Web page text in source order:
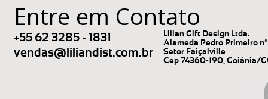
Entre em Contato
+55 62 3285 - 1831
vendas@liliandist.com.br
Lilian Gift Design Ltda.
Alameda Pedro Primeiro
Setor Faiçalville
Cep 74360-190, Goiânia/